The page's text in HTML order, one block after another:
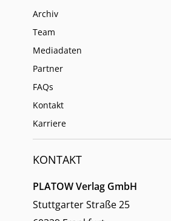
Archiv
Team
Mediadaten
Partner
FAQs
Kontakt
Karriere
KONTAKT
PLATOW Verlag GmbH
Stuttgarter Straße 25